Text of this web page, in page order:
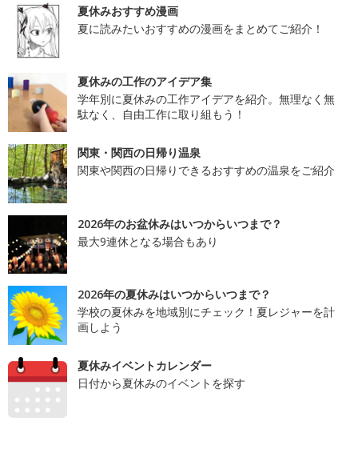
夏休みおすすめ漫画
夏に読みたいおすすめの漫画をまとめてご紹介！
夏休みの工作のアイデア集
学年別に夏休みの工作アイデアを紹介。無理なく無
駄なく、自由工作に取り組もう！
関東・関西の日帰り温泉
関東や関西の日帰りできるおすすめの温泉をご紹介
2026年のお盆休みはいつからいつまで？
最大9連休となる場合もあり
2026年の夏休みはいつからいつまで？
学校の夏休みを地域別にチェック！夏レジャーを計
画しよう
夏休みイベントカレンダー
日付から夏休みのイベントを探す